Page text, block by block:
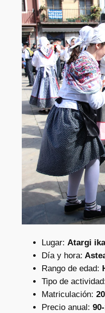
Lugar: Atargi
Día y hora:
Rango de edad:
Tipo de
Matriculación:
Precio anual: